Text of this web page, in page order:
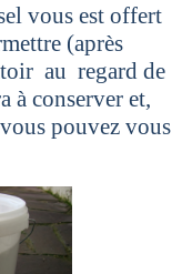
vous est offert
(après
au regard de
à conserver et,
pouvez vous